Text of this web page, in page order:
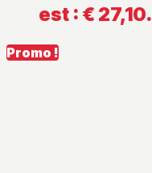
est : € 27,10.
Promo !